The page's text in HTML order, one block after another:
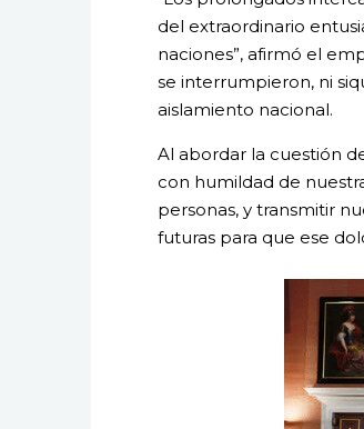
del extraordinario
naciones”, afirmó el
se interrumpieron, ni
aislamiento nacional.
Al abordar la cuestión
con humildad de
personas, y transmitir
futuras para que ese